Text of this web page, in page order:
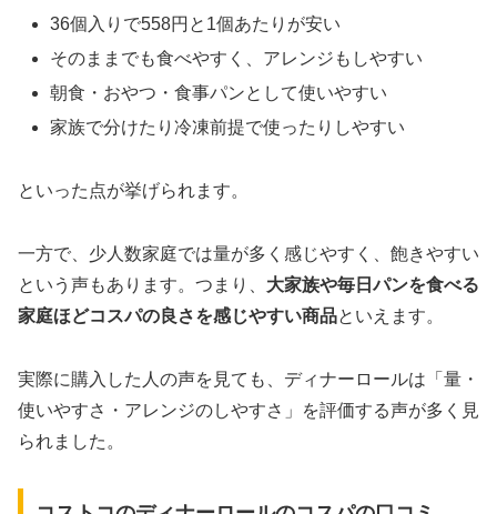
36個入りで558円と1個あたりが安い
そのままでも食べやすく、アレンジもしやすい
朝食・おやつ・食事パンとして使いやすい
家族で分けたり冷凍前提で使ったりしやすい
といった点が挙げられます。
一方で、少人数家庭では量が多く感じやすく、飽きやすい
という声もあります。つまり、 大家族や毎日パンを食べる
家庭ほどコスパの良さを感じやすい商品といえます。
実際に購入した人の声を見ても、ディナーロールは「量・
使いやすさ・アレンジのしやすさ」を評価する声が多く見
られました。